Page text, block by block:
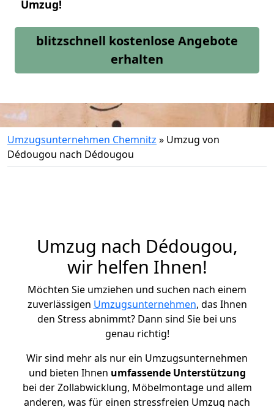
Umzug!
blitzschnell kostenlose Angebote
erhalten
Umzugsunternehmen Chemnitz » Umzug von
Dédougou nach Dédougou
Umzug nach Dédougou,
wir helfen Ihnen!
Möchten Sie umziehen und suchen nach einem
zuverlässigen Umzugsunternehmen, das Ihnen
den Stress abnimmt? Dann sind Sie bei uns
genau richtig!
Wir sind mehr als nur ein Umzugsunternehmen
und bieten Ihnen umfassende Unterstützung
bei der Zollabwicklung, Möbelmontage und allem
anderen, was für einen stressfreien Umzug nach